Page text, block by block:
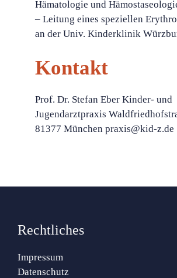
Hämatologie und
– Leitung eines speziellen
an der Univ. Kinderklinik
Kontakt
Prof. Dr. Stefan Eber Kinder- und
Jugendarztpraxis
81377 München praxis@kid-z.de
Rechtliches
Impressum
Datenschutz